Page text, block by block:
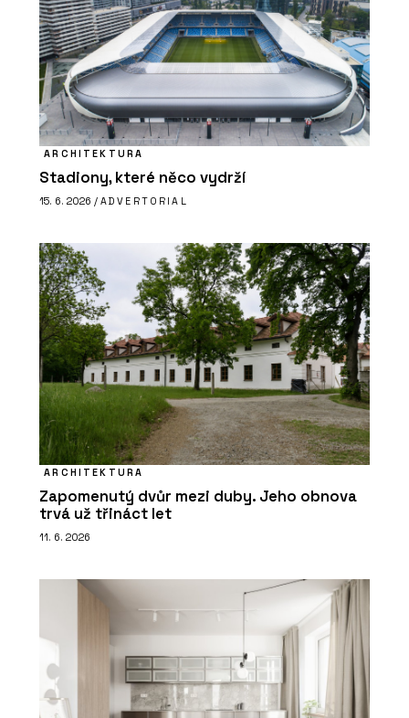
ARCHITEKTURA
Stadiony, které něco vydrží
15. 6. 2026 / ADVERTORIAL
ARCHITEKTURA
Zapomenutý dvůr mezi duby. Jeho obnova
trvá už třináct let
11. 6. 2026